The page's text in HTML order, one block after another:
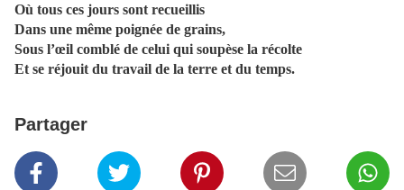
Où tous ces jours sont recueillis
Dans une même poignée de grains,
Sous l’œil comblé de celui qui soupèse la récolte
Et se réjouit du travail de la terre et du temps.
Partager